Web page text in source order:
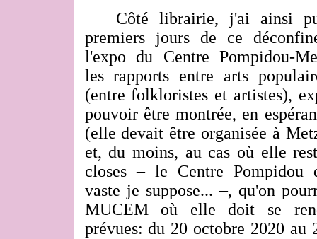
Côté librairie, j'ai ainsi pu
premiers jours de ce
l'expo du Centre Pompidou-
les rapports entre arts
(entre folkloristes et artistes),
pouvoir être montrée, en
(elle devait être organisée à
et, du moins, au cas où elle
closes – le Centre
vaste je suppose... –, qu'on
MUCEM où elle doit se
prévues: du 20 octobre 2020 au